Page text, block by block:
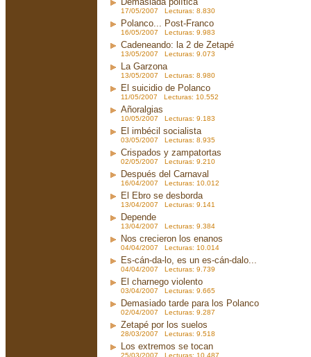
17/05/2007 Lecturas: 8.830
Polanco... Post-Franco
16/05/2007 Lecturas: 9.983
Cadeneando: la 2 de Zetapé
13/05/2007 Lecturas: 9.073
La Garzona
13/05/2007 Lecturas: 8.980
El suicidio de Polanco
11/05/2007 Lecturas: 10.552
Añoralgias
10/05/2007 Lecturas: 9.183
El imbécil socialista
03/05/2007 Lecturas: 8.935
Crispados y zampatortas
02/05/2007 Lecturas: 9.210
Después del Carnaval
16/04/2007 Lecturas: 10.012
El Ebro se desborda
13/04/2007 Lecturas: 9.141
Depende
13/04/2007 Lecturas: 9.384
Nos crecieron los enanos
04/04/2007 Lecturas: 10.014
Es-cán-da-lo, es un es-cán-dalo...
04/04/2007 Lecturas: 9.739
El charnego violento
03/04/2007 Lecturas: 9.665
Demasiado tarde para los Polanco
02/04/2007 Lecturas: 9.287
Zetapé por los suelos
28/03/2007 Lecturas: 9.518
Los extremos se tocan
25/03/2007 Lecturas: 10.487